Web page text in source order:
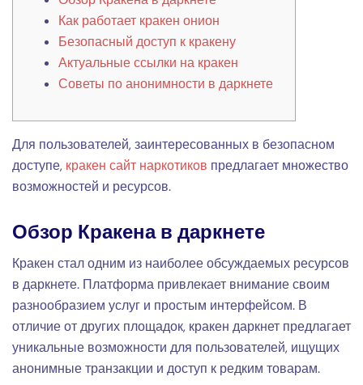
Как работает кракен онион
Безопасный доступ к кракену
Актуальные ссылки на кракен
Советы по анонимности в даркнете
Для пользователей, заинтересованных в безопасном
доступе, кракен сайт наркотиков предлагает множество
возможностей и ресурсов.
Обзор Кракена в даркнете
Кракен стал одним из наиболее обсуждаемых ресурсов
в даркнете. Платформа привлекает внимание своим
разнообразием услуг и простым интерфейсом. В
отличие от других площадок, кракен даркнет предлагает
уникальные возможности для пользователей, ищущих
анонимные транзакции и доступ к редким товарам.